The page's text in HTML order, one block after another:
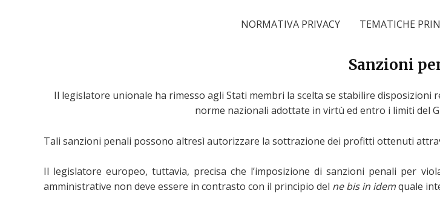
NORMATIVA PRIVACY TEMATICHE
Sanzioni
Il legislatore unionale ha rimesso agli Stati membri la scelta se stabilire disposizioni
norme nazionali adottate in virtù ed entro i limiti del
Tali sanzioni penali possono altresì autorizzare la sottrazione dei profitti ottenuti
Il legislatore europeo, tuttavia, precisa che l’imposizione di sanzioni penali per
amministrative non deve essere in contrasto con il principio del ne bis in idemquale